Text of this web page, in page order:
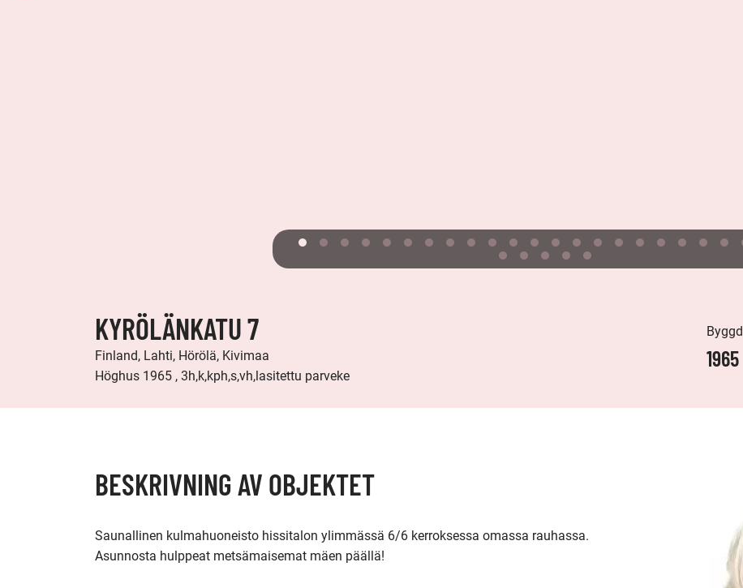
KYRÖLÄNKATU 7
Finland, Lahti, Hörölä, Kivimaa
Höghus 1965 , 3h,k,kph,s,vh,lasitettu parveke
Byggd
1965
BESKRIVNING AV OBJEKTET
Saunallinen kulmahuoneisto hissitalon ylimmässä 6/6 kerroksessa omassa rauhassa.
Asunnosta hulppeat metsämaisemat mäen päällä!